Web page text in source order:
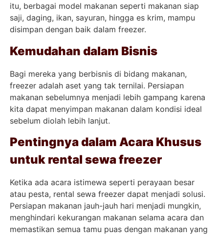
itu, berbagai model makanan seperti makanan siap
saji, daging, ikan, sayuran, hingga es krim, mampu
disimpan dengan baik dalam freezer.
Kemudahan dalam Bisnis
Bagi mereka yang berbisnis di bidang makanan,
freezer adalah aset yang tak ternilai. Persiapan
makanan sebelumnya menjadi lebih gampang karena
kita dapat menyimpan makanan dalam kondisi ideal
sebelum diolah lebih lanjut.
Pentingnya dalam Acara Khusus
untuk rental sewa freezer
Ketika ada acara istimewa seperti perayaan besar
atau pesta, rental sewa freezer dapat menjadi solusi.
Persiapan makanan jauh-jauh hari menjadi mungkin,
menghindari kekurangan makanan selama acara dan
memastikan semua tamu puas dengan makanan yang